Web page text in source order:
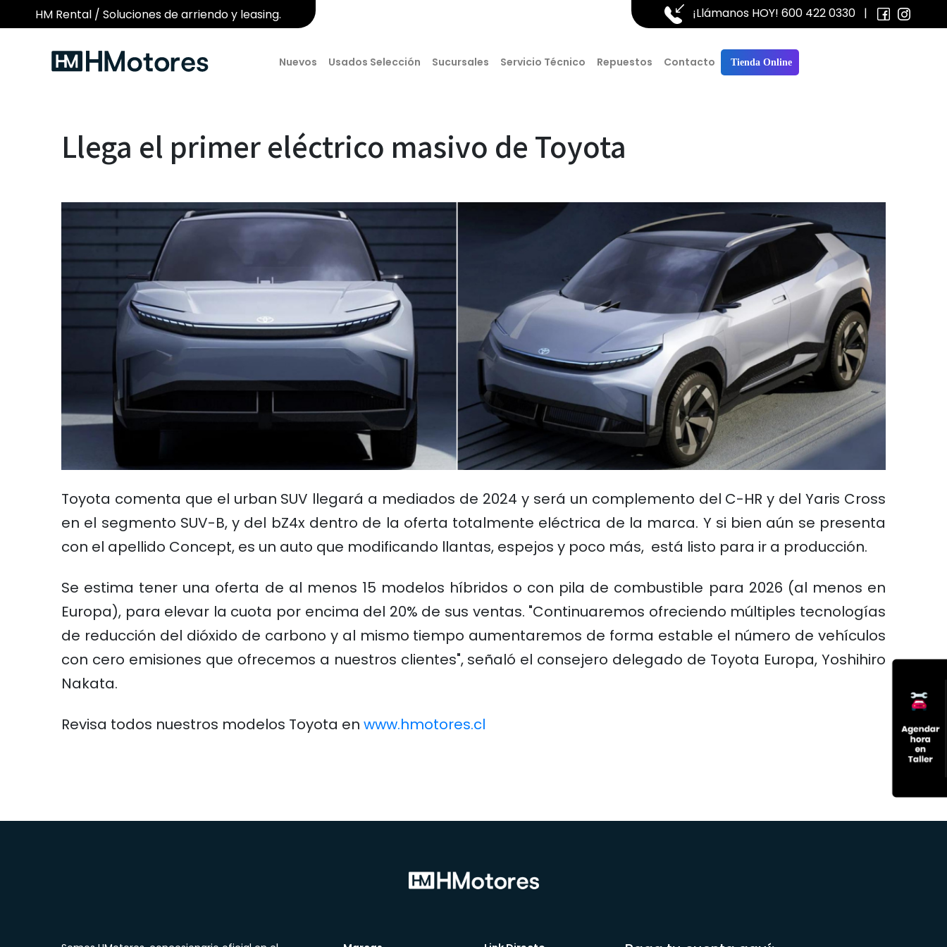
HM Rental / Soluciones de arriendo y leasing. ¡Llámanos HOY! 600 422 0330 |
Nuevos Usados Selección Sucursales Servicio Técnico Repuestos Contacto Tienda Online
Llega el primer eléctrico masivo de Toyota
Toyota comenta que el urban SUV llegará a mediados de 2024 y será un complemento del C-HR y del Yaris Cross
en el segmento SUV-B, y del bZ4x dentro de la oferta totalmente eléctrica de la marca. Y si bien aún se presenta
con el apellido Concept, es un auto que modificando llantas, espejos y poco más, está listo para ir a producción.
Se estima tener una oferta de al menos 15 modelos híbridos o con pila de combustible para 2026 (al menos en
Europa), para elevar la cuota por encima del 20% de sus ventas. "Continuaremos ofreciendo múltiples tecnologías
de reducción del dióxido de carbono y al mismo tiempo aumentaremos de forma estable el número de vehículos
con cero emisiones que ofrecemos a nuestros clientes", señaló el consejero delegado de Toyota Europa, Yoshihiro
Nakata.
Revisa todos nuestros modelos Toyota en www.hmotores.cl